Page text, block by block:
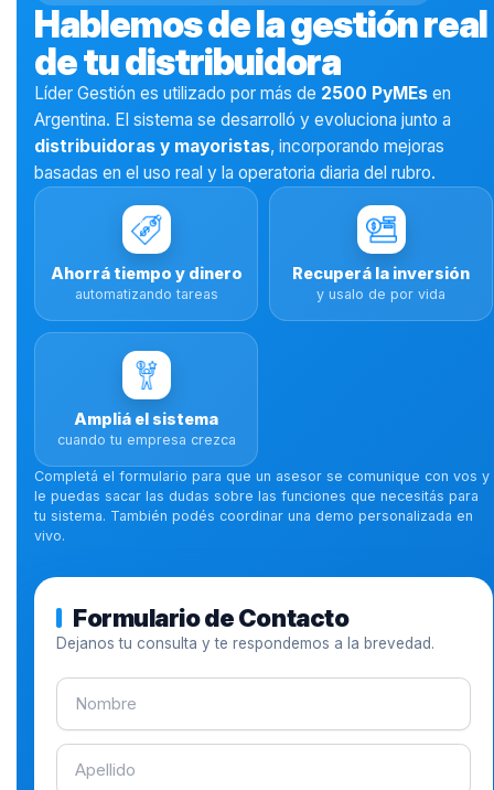
Hablemos de la gestión real
de tu distribuidora
Líder Gestión es utilizado por más de 2500 PyMEs en
Argentina. El sistema se desarrolló y evoluciona junto a
distribuidoras y mayoristas, incorporando mejoras
basadas en el uso real y la operatoria diaria del rubro.
Ahorrá tiempo y dinero
automatizando tareas
Recuperá la inversión
y usalo de por vida
Ampliá el sistema
cuando tu empresa crezca
Completá el formulario para que un asesor se comunique con vos y
le puedas sacar las dudas sobre las funciones que necesitás para
tu sistema. También podés coordinar una demo personalizada en
vivo.
Formulario de Contacto
Dejanos tu consulta y te respondemos a la brevedad.
Nombre
Apellido